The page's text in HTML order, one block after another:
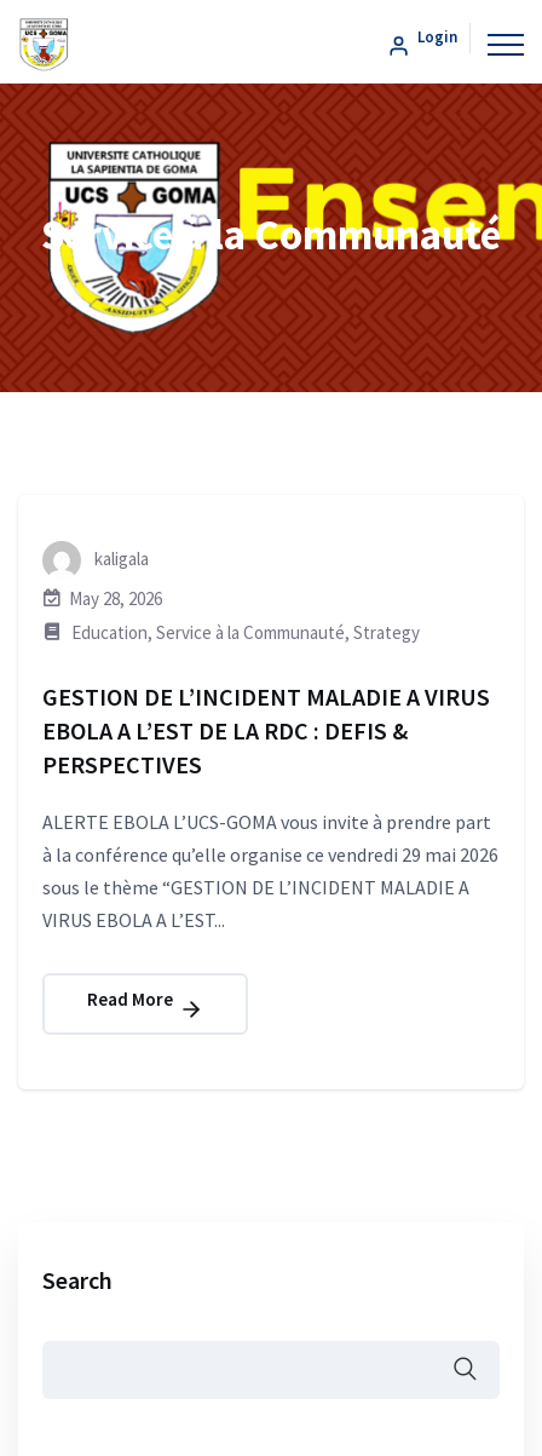
Login
Service à la Communauté
kaligala
May 28, 2026
Education, Service à la Communauté, Strategy
GESTION DE L’INCIDENT MALADIE A VIRUS
EBOLA A L’EST DE LA RDC : DEFIS &
PERSPECTIVES
ALERTE EBOLA L’UCS-GOMA vous invite à prendre part
à la conférence qu’elle organise ce vendredi 29 mai 2026
sous le thème “GESTION DE L’INCIDENT MALADIE A
VIRUS EBOLA A L’EST...
Read More
Search